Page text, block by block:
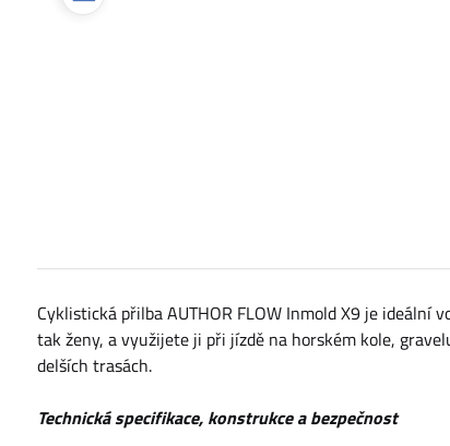
Cyklistická přilba AUTHOR FLOW Inmold X9 je ideální
tak ženy, a využijete ji při jízdě na horském kole,
delších trasách.
Technická specifikace, konstrukce a bezpečnost